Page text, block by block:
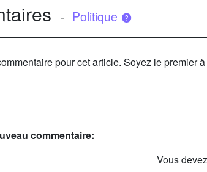
- Politique
pour cet article. Soyez le premier
commentaire:
Vous